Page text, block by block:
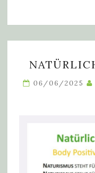
06/06/2025